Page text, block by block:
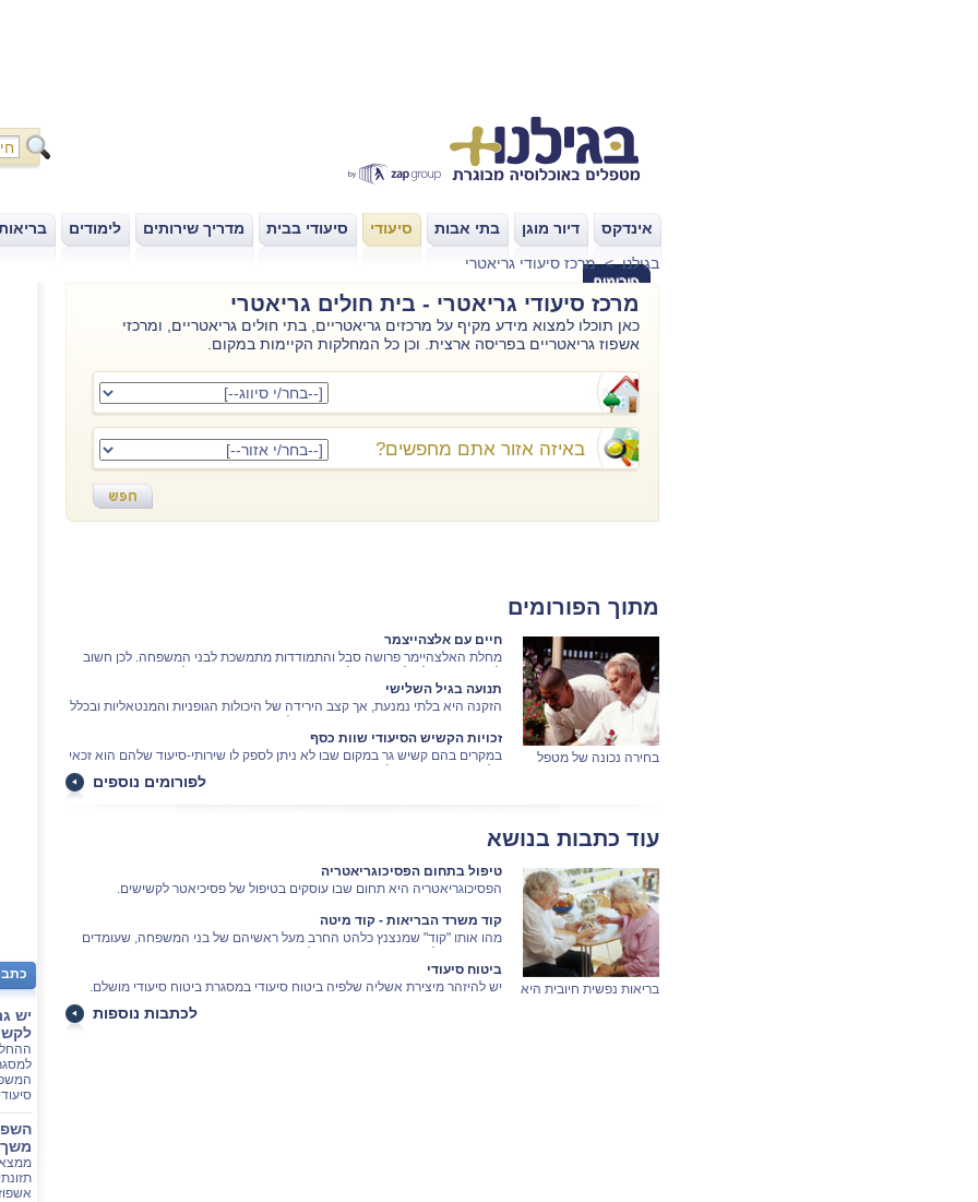
אינדקס דיור מוגן בתי אבות סיעודי סיעודי בבית מדריך שירותים לימודים
בגילנו>מרכז סיעודי גריאטרי
מרכז סיעודי גריאטרי - בית חולים גריאטרי
כאן תוכלו למצוא מידע מקיף על מרכזים גריאטריים, בתי חולים גריאטריים, ומרכזי
אשפוז גריאטריים בפריסה ארצית. וכן כל המחלקות הקיימות במקום.
באיזה אזור אתם מחפשים?
מתוך הפורומים
בחירה נכונה של מטפל
חיים עם אלצהייצמר
מחלת האלצהיימר פרושה סבל והתמודדות מתמשכת לבני המשפחה. לכן חשוב
תנועה בגיל השלישי
הזקנה היא בלתי נמנעת, אך קצב הירידה של היכולות הגופניות והמנטאליות ובכלל
זכויות הקשיש הסיעודי שוות כסף
במקרים בהם קשיש גר במקום שבו לא ניתן לספק לו שירותי-סיעוד שלהם הוא זכאי
לפורומים נוספים
עוד כתבות בנושא
בריאות נפשית חיובית היא
טיפול בתחום הפסיכוגריאטריה
הפסיכוגריאטריה היא תחום שבו עוסקים בטיפול של פסיכיאטר לקשישים.
קוד משרד הבריאות - קוד מיטה
מהו אותו "קוד" שמנצנץ כלהט החרב מעל ראשיהם של בני המשפחה, שעומדים
ביטוח סיעודי
יש להיזהר מיצירת אשליה שלפיה ביטוח סיעודי במסגרת ביטוח סיעודי מושלם.
לכתבות נוספות
יש